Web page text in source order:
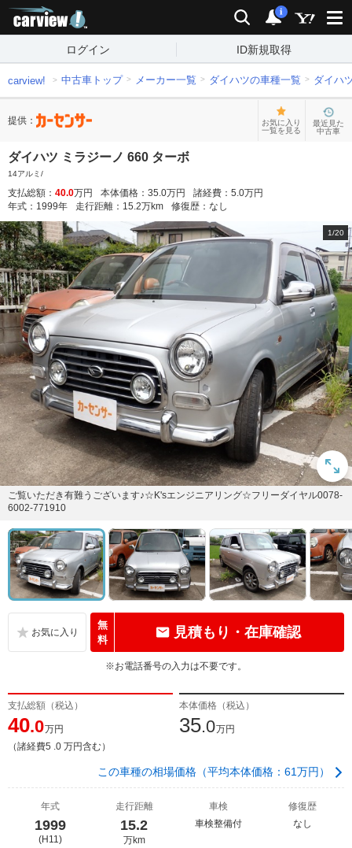
検索 通知
i
ログイン ID新規取得
carview! 中古車トップ メーカー一覧 ダイハツの車種一覧 ダイハ
提供：
お気に入り
一覧を見る
最近見た
中古車
ダイハツ ミラジーノ 660 ターボ
14アルミ/
支払総額： 40.0万円 本体価格： 35.0万円 諸経費： 5.0万円
年式： 1999年 走行距離： 15.2万km 修復歴： なし
1/20
ご覧いただき有難うございます♪☆K'sエンジニアリング☆フリーダイヤル0078-
6002-771910
無
料
見積もり・在庫確認
※お電話番号の入力は不要です。
支払総額（税込）
40.0万円
（諸経費5 .0 万円含む）
本体価格（税込）
35.0万円
この車種の相場価格（平均本体価格：61万円）
年式
1999
(H11)
走行距離
15.2
万km
車検
車検整備付
修復歴
なし